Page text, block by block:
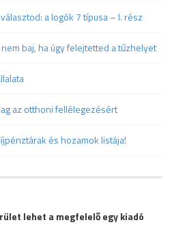
a logók 7 típusa – I. rész
baj, ha úgy felejtetted a tűzhelyet
az otthoni fellélegezésért
és hozamok listája!
lehet a megfelelő egy kiadó